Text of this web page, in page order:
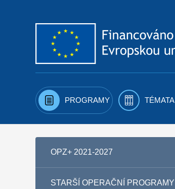
PROGRAMY TÉMATA
OPZ+ 2021-2027
STARŠÍ OPERAČNÍ PROGRAMY